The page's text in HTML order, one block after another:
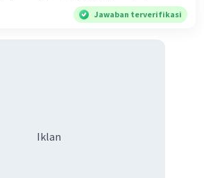
Jawaban terverifikasi
Iklan